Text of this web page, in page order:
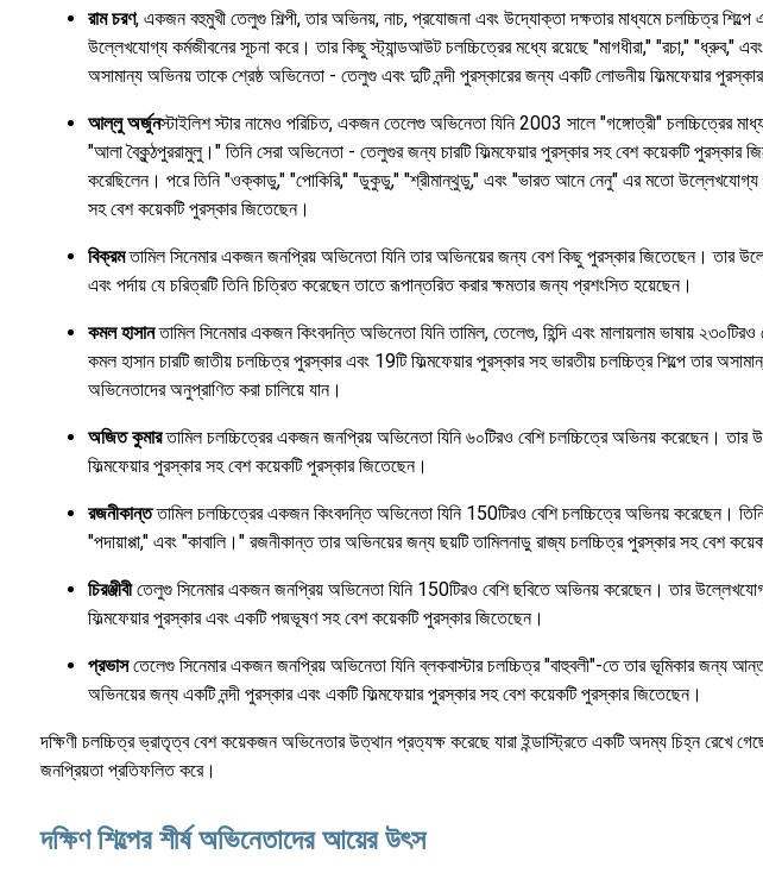
রাম চরণ, একজন বহুমুখী তেলুগু শিল্পী, তার অভিনয়, নাচ, প্রযোজনা এবং উদ্যোক্তা দক্ষতার মাধ্যমে চলচ্চিত্র
উল্লেখযোগ্য কর্মজীবনের সূচনা করে। তার কিছু স্ট্যান্ডআউট চলচ্চিত্রের মধ্যে রয়েছে "মাগধীরা," "রচা," "ধ্রুব,"
অসামান্য অভিনয় তাকে শ্রেষ্ঠ অভিনেতা - তেলুগু এবং দুটি নন্দী পুরস্কারের জন্য একটি লোভনীয় ফিল্মফেয়ার
আল্লু অর্জুনস্টাইলিশ স্টার নামেও পরিচিত, একজন তেলেগু অভিনেতা যিনি 2003 সালে "গঙ্গোত্রী" চলচ্চিত্রের
"আলা বৈকুন্ঠপুররামুলু।" তিনি সেরা অভিনেতা - তেলুগুর জন্য চারটি ফিল্মফেয়ার পুরস্কার সহ বেশ কয়েকটি
করেছিলেন। পরে তিনি "ওক্কাডু," "পোকিরি," "ডুকুডু," "শ্রীমান্থুডু," এবং "ভারত আনে নেনু" এর মতো উল্লেখযোগ্য
সহ বেশ কয়েকটি পুরস্কার জিতেছেন।
বিক্রমতামিল সিনেমার একজন জনপ্রিয় অভিনেতা যিনি তার অভিনয়ের জন্য বেশ কিছু পুরস্কার জিতেছেন। তার
এবং পর্দায় যে চরিত্রটি তিনি চিত্রিত করেছেন তাতে রূপান্তরিত করার ক্ষমতার জন্য প্রশংসিত হয়েছেন।
কমল হাসানতামিল সিনেমার একজন কিংবদন্তি অভিনেতা যিনি তামিল, তেলেগু, হিন্দি এবং মালায়লাম ভাষায়
কমল হাসান চারটি জাতীয় চলচ্চিত্র পুরস্কার এবং 19টি ফিল্মফেয়ার পুরস্কার সহ ভারতীয় চলচ্চিত্র শিল্পে তার
অভিনেতাদের অনুপ্রাণিত করা চালিয়ে যান।
অজিত কুমারতামিল চলচ্চিত্রের একজন জনপ্রিয় অভিনেতা যিনি ৬০টিরও বেশি চলচ্চিত্রে অভিনয় করেছেন।
ফিল্মফেয়ার পুরস্কার সহ বেশ কয়েকটি পুরস্কার জিতেছেন।
রজনীকান্ততামিল চলচ্চিত্রের একজন কিংবদন্তি অভিনেতা যিনি 150টিরও বেশি চলচ্চিত্রে অভিনয় করেছেন।
"পদায়াপ্পা," এবং "কাবালি।" রজনীকান্ত তার অভিনয়ের জন্য ছয়টি তামিলনাড়ু রাজ্য চলচ্চিত্র পুরস্কার সহ বেশ
চিরঞ্জীবীতেলুগু সিনেমার একজন জনপ্রিয় অভিনেতা যিনি 150টিরও বেশি ছবিতে অভিনয় করেছেন। তার
ফিল্মফেয়ার পুরস্কার এবং একটি পদ্মভূষণ সহ বেশ কয়েকটি পুরস্কার জিতেছেন।
প্রভাসতেলেগু সিনেমার একজন জনপ্রিয় অভিনেতা যিনি ব্লকবাস্টার চলচ্চিত্র "বাহুবলী"-তে তার ভূমিকার জন্য
অভিনয়ের জন্য একটি নন্দী পুরস্কার এবং একটি ফিল্মফেয়ার পুরস্কার সহ বেশ কয়েকটি পুরস্কার জিতেছেন।
দক্ষিণী চলচ্চিত্র ভ্রাতৃত্ব বেশ কয়েকজন অভিনেতার উত্থান প্রত্যক্ষ করেছে যারা ইন্ডাস্ট্রিতে একটি অদম্য চিহ্ন
জনপ্রিয়তা প্রতিফলিত করে।
দক্ষিণ শিল্পের শীর্ষ অভিনেতাদের আয়ের উৎস